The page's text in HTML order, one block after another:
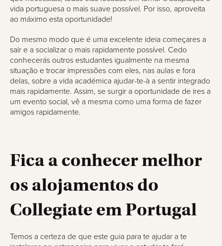
vida portuguesa o mais suave possível. Por isso, aproveita
ao máximo esta oportunidade!
Do mesmo modo que é uma excelente ideia começares a
sair e a socializar o mais rapidamente possível. Cedo
conhecerás outros estudantes igualmente na mesma
situação e trocar impressões com eles, nas aulas e fora
delas, sobre a vida académica ajudar-te-à a sentir integrado
mais rapidamente. Assim, se surgir a oportunidade de ires a
um evento social, vê a mesma como uma forma de fazer
amigos rapidamente.
Fica a conhecer melhor
os alojamentos do
Collegiate em Portugal
Temos a certeza de que este guia para te ajudar a te